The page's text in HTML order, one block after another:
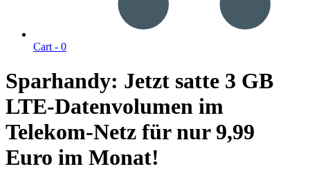
Cart - 0
Sparhandy: Jetzt satte 3 GB
LTE-Datenvolumen im
Telekom-Netz für nur 9,99
Euro im Monat!